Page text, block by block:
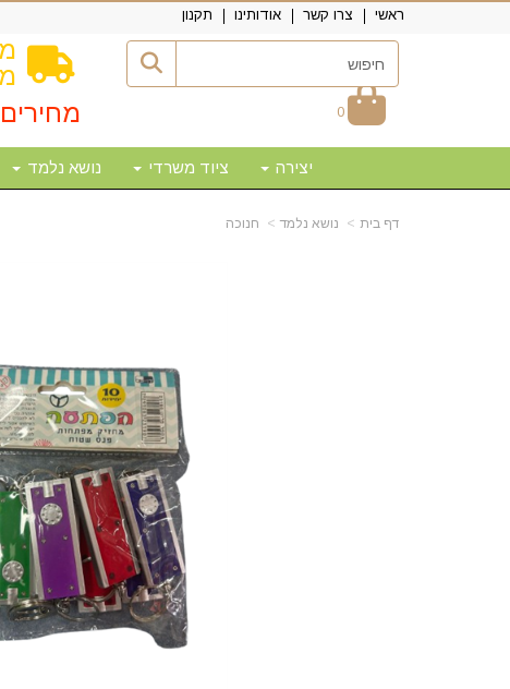
ראשי צרו קשר אודותינו תקנון
0
יצירה ציוד משרדי נושא נלמד
דף בית נושא נלמד חנוכה